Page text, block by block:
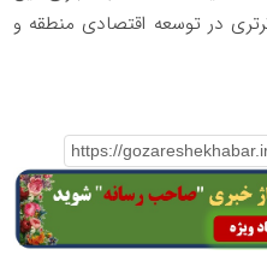
در توسعه اقتصادی منطقه و